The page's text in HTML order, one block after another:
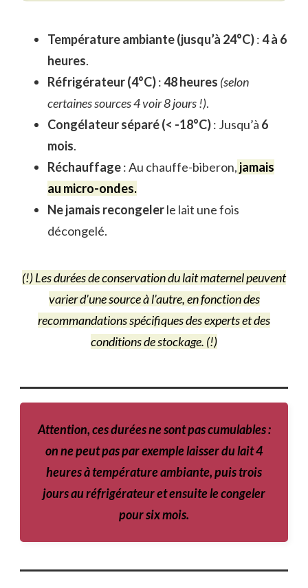
Température ambiante (jusqu’à 24°C):4 à 6
heures.
Réfrigérateur (4°C):48 heures (selon
certaines sources 4 voir 8 jours !).
Congélateur séparé (< -18°C): Jusqu’à 6
mois.
Réchauffage: Au chauffe-biberon, jamais
au micro-ondes.
Ne jamais recongelerle lait une fois
décongelé.
(!) Les durées de conservation du lait maternel peuvent
varier d’une source à l’autre, en fonction des
recommandations spécifiques des experts et des
conditions de stockage. (!)
Attention, ces durées ne sont pas cumulables :
on ne peut pas par exemple laisser du lait 4
heures à température ambiante, puis trois
jours au réfrigérateur et ensuite le congeler
pour six mois.